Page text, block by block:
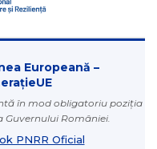
Europeană –
în mod obligatoriu poziția
Guvernului României.
PNRR Oficial